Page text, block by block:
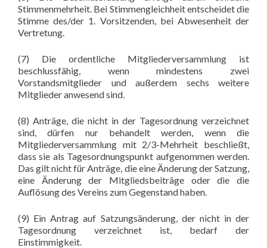
Stimmenmehrheit. Bei Stimmengleichheit entscheidet die
Stimme des/der 1. Vorsitzenden, bei Abwesenheit der
Vertretung.
(7) Die ordentliche Mitgliederversammlung ist
beschlussfähig, wenn mindestens zwei
Vorstandsmitglieder und außerdem sechs weitere
Mitglieder anwesend sind.
(8) Anträge, die nicht in der Tagesordnung verzeichnet
sind, dürfen nur behandelt werden, wenn die
Mitgliederversammlung mit 2/3-Mehrheit beschließt,
dass sie als Tagesordnungspunkt aufgenommen werden.
Das gilt nicht für Anträge, die eine Änderung der Satzung,
eine Änderung der Mitgliedsbeiträge oder die die
Auflösung des Vereins zum Gegenstand haben.
(9) Ein Antrag auf Satzungsänderung, der nicht in der
Tagesordnung verzeichnet ist, bedarf der
Einstimmigkeit.